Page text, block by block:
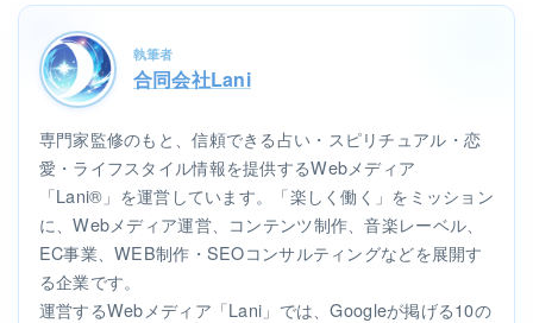
執筆者
合同会社Lani
専門家監修のもと、信頼できる占い・スピリチュアル・恋
愛・ライフスタイル情報を提供するWebメディア
「Lani®」を運営しています。「楽しく働く」をミッション
に、Webメディア運営、コンテンツ制作、音楽レーベル、
EC事業、WEB制作・SEOコンサルティングなどを展開す
る企業です。
運営するWebメディア「Lani」では、Googleが掲げる10の